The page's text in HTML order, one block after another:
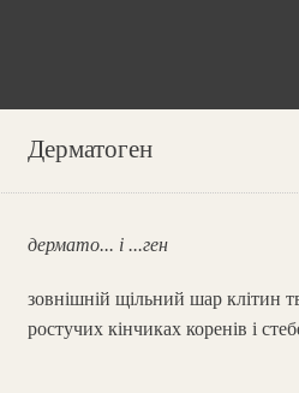
Дерматоген
дермато... і ...ген
зовнішній щільний шар клітин
ростучих кінчиках коренів і